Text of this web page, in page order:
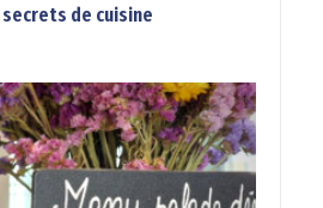
secrets de cuisine